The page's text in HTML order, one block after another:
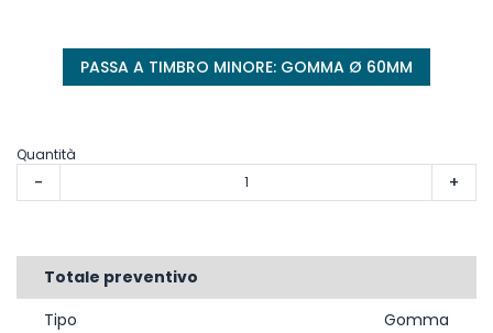
PASSA A TIMBRO MINORE: GOMMA Ø 60MM
Quantità
- +
Totale preventivo
Tipo
Gomma